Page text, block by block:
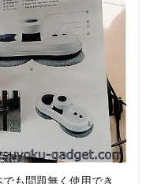
も問題無く使用でき